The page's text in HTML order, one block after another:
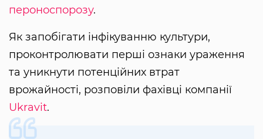
пероноспорозу.
Як запобігати інфікуванню культури,
проконтролювати перші ознаки ураження
та уникнути потенційних втрат
врожайності, розповіли фахівці компанії
Ukravit.